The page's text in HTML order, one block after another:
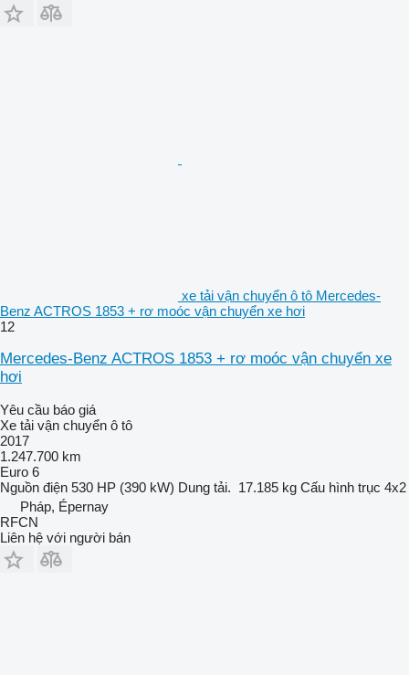
xe tải vận chuyển ô tô Mercedes-
Benz ACTROS 1853 + rơ moóc vận chuyển xe hơi
12
Mercedes-Benz ACTROS 1853 + rơ moóc vận chuyển xe
hơi
Yêu cầu báo giá
Xe tải vận chuyển ô tô
2017
1.247.700 km
Euro 6
Nguồn điện 530 HP (390 kW) Dung tải. 17.185 kg Cấu hình trục 4x2
Pháp, Épernay
RFCN
Liên hệ với người bán